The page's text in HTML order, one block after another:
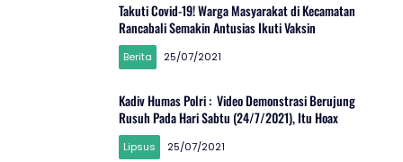
Takuti Covid-19! Warga Masyarakat di Kecamatan
Rancabali Semakin Antusias Ikuti Vaksin
Berita 25/07/2021
Kadiv Humas Polri : Video Demonstrasi Berujung
Rusuh Pada Hari Sabtu (24/7/2021), Itu Hoax
Lipsus 25/07/2021